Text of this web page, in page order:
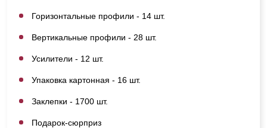
Горизонтальные профили - 14 шт.
Вертикальные профили - 28 шт.
Усилители - 12 шт.
Упаковка картонная - 16 шт.
Заклепки - 1700 шт.
Подарок-сюрприз